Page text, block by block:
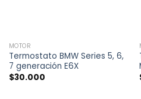
MOTOR
Termostato BMW Series 5, 6,
7 generación E6X
$30.000